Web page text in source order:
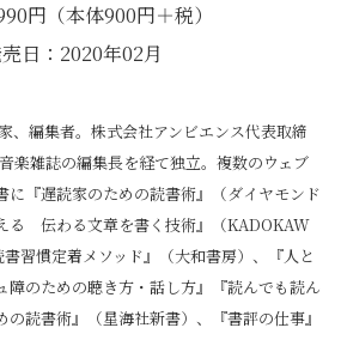
円（本体900円＋税）
日：2020年02月
、編集者。株式会社アンビエンス代表取締
楽雑誌の編集長を経て独立。複数のウェブ
に『遅読家のための読書術』（ダイヤモンド
る 伝わる文章を書く技術』（KADOKAW
習慣定着メソッド』（大和書房）、『人と
のための聴き方・話し方』『読んでも読ん
読書術』（星海社新書）、『書評の仕事』